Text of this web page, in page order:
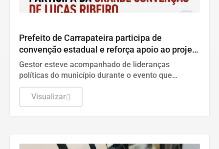
Prefeito de Carrapateira participa de
convenção estadual e reforça apoio ao projeto
político de Lucas Ribeiro
Gestor esteve acompanhado de lideranças
políticas do município durante o evento que
oficializou a candidatura de Lucas Ribeiro ao
Governo da Paraíba para as eleições de 2026.
Visualizar